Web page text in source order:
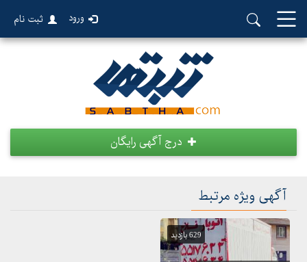
ورود ثبت نام
درج آگهی رایگان
آگهی ویژه مرتبط
629 بازدید